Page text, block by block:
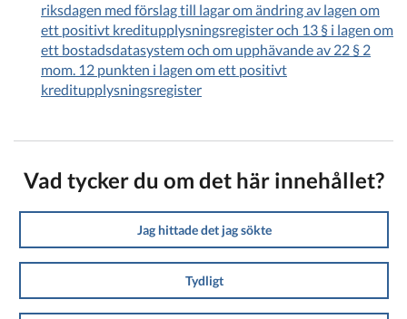
riksdagen med förslag till lagar om ändring av lagen om
ett positivt kreditupplysningsregister och 13 § i lagen om
ett bostadsdatasystem och om upphävande av 22 § 2
mom. 12 punkten i lagen om ett positivt
kreditupplysningsregister
Vad tycker du om det här innehållet?
Jag hittade det jag sökte
Tydligt